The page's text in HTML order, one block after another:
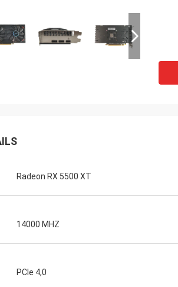
Radeon RX 5500 XT
14000 MHZ
PCIe 4,0